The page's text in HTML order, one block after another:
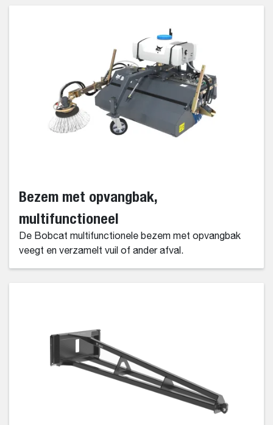
Bezem met opvangbak,
multifunctioneel
De Bobcat multifunctionele bezem met opvangbak
veegt en verzamelt vuil of ander afval.